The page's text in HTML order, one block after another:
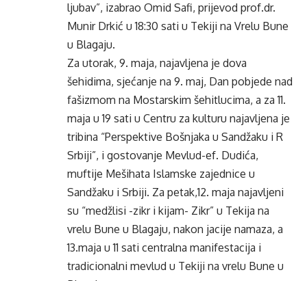
ljubav”, izabrao Omid Safi, prijevod prof.dr.
Munir Drkić u 18:30 sati u Tekiji na Vrelu Bune
u Blagaju.
Za utorak, 9. maja, najavljena je dova
šehidima, sjećanje na 9. maj, Dan pobjede nad
fašizmom na Mostarskim šehitlucima, a za 11.
maja u 19 sati u Centru za kulturu najavljena je
tribina “Perspektive Bošnjaka u Sandžaku i R
Srbiji”, i gostovanje Mevlud-ef. Dudića,
muftije Mešihata Islamske zajednice u
Sandžaku i Srbiji. Za petak,12. maja najavljeni
su “medžlisi -zikr i kijam- Zikr” u Tekija na
vrelu Bune u Blagaju, nakon jacije namaza, a
13.maja u 11 sati centralna manifestacija i
tradicionalni mevlud u Tekiji na vrelu Bune u